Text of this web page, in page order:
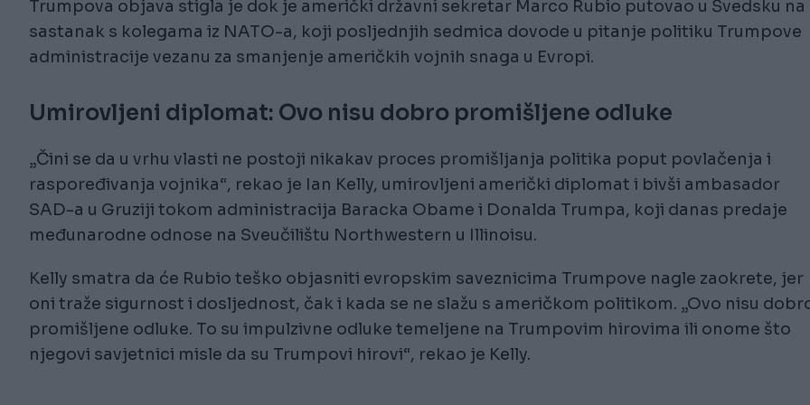
Trumpova objava stigla je dok je američki državni sekretar Marco Rubio putovao u Švedsku na
sastanak s kolegama iz NATO-a, koji posljednjih sedmica dovode u pitanje politiku Trumpove
administracije vezanu za smanjenje američkih vojnih snaga u Evropi.
Umirovljeni diplomat: Ovo nisu dobro promišljene odluke
„Čini se da u vrhu vlasti ne postoji nikakav proces promišljanja politika poput povlačenja i
raspoređivanja vojnika“, rekao je Ian Kelly, umirovljeni američki diplomat i bivši ambasador
SAD-a u Gruziji tokom administracija Baracka Obame i Donalda Trumpa, koji danas predaje
međunarodne odnose na Sveučilištu Northwestern u Illinoisu.
Kelly smatra da će Rubio teško objasniti evropskim saveznicima Trumpove nagle zaokrete, jer
oni traže sigurnost i dosljednost, čak i kada se ne slažu s američkom politikom. „Ovo nisu
promišljene odluke. To su impulzivne odluke temeljene na Trumpovim hirovima ili onome što
njegovi savjetnici misle da su Trumpovi hirovi“, rekao je Kelly.